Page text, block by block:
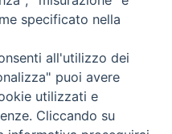
05125420280
pubblici all'editoria.
Italiana Settimanali Cattolici)
Pubblicitaria) accettando il Codice
Commerciale.
presso il Tribunale di Padova
37 del registro periodici.
specificato nella
all'utilizzo dei
puoi avere
utilizzati e
Cliccando su